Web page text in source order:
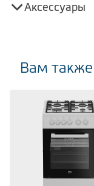
Аксессуары
Вам